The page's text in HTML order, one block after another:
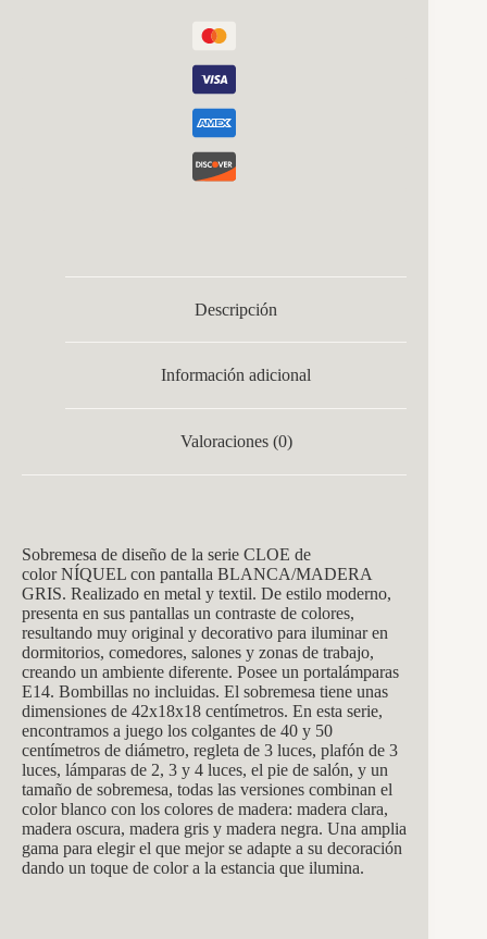
Descripción
Información adicional
Valoraciones (0)
Sobremesa de diseño de la serie CLOE de
color NÍQUEL con pantalla BLANCA/MADERA
GRIS. Realizado en metal y textil. De estilo moderno,
presenta en sus pantallas un contraste de colores,
resultando muy original y decorativo para iluminar en
dormitorios, comedores, salones y zonas de trabajo,
creando un ambiente diferente. Posee un portalámparas
E14. Bombillas no incluidas. El sobremesa tiene unas
dimensiones de 42x18x18 centímetros. En esta serie,
encontramos a juego los colgantes de 40 y 50
centímetros de diámetro, regleta de 3 luces, plafón de 3
luces, lámparas de 2, 3 y 4 luces, el pie de salón, y un
tamaño de sobremesa, todas las versiones combinan el
color blanco con los colores de madera: madera clara,
madera oscura, madera gris y madera negra. Una amplia
gama para elegir el que mejor se adapte a su decoración
dando un toque de color a la estancia que ilumina.